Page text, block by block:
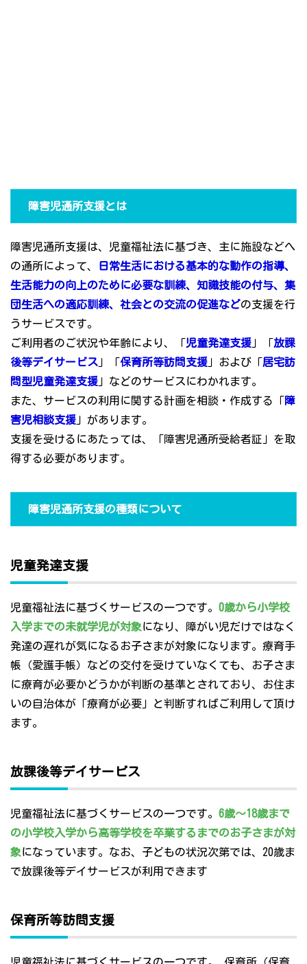
障害児通所支援とは
障害児通所支援は、児童福祉法に基づき、主に施設などへ
の通所によって、
日常生活における基本的な動作の指導、
生活能力の向上のために必要な訓練、知識技能の付与、集
団生活への適応訓練、社会との交流の促進などの支援を行
うサービスです。
ご利用者のご状況や年齢により、「児童発達支援 」「放課
後等デイサービス 」「保育所等訪問支援 」および「居宅訪
問型児童発達支援 」などのサービスにわかれます。
また、サービスの利用に関する計画を相談・作成する「障
害児相談支援 」があります。
支援を受けるにあたっては、「障害児通所受給者証」を取
得する必要があります。
障害児通所支援の種類について
児童発達支援
児童福祉法に基づくサービスの一つです。 0歳から小学校
入学までの未就学児が対象になり、障がい児だけではなく
発達の遅れが気になるお子さまが対象になります。療育手
帳（愛護手帳）などの交付を受けていなくても、お子さま
に療育が必要かどうかが判断の基準とされており、お住ま
いの自治体が「療育が必要」と判断すればご利用して頂け
ます。
放課後等デイサービス
児童福祉法に基づくサービスの一つです。 6歳～18歳まで
の小学校入学から高等学校を卒業するまでのお子さまが対
象になっています。なお、子どもの状況次第では、20歳ま
で放課後等デイサービスが利用できます
保育所等訪問支援